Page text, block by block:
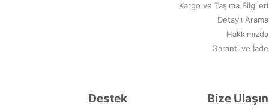
Kargo ve Taşıma Bilgileri
Detaylı Arama
Hakkımızda
Garanti ve İade
Destek Bize Ulaşın